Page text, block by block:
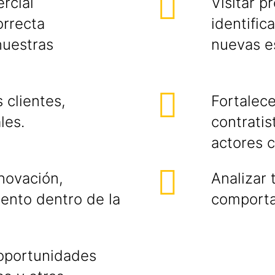
nuevas
clientes,
actores
dentro de la
Analizar